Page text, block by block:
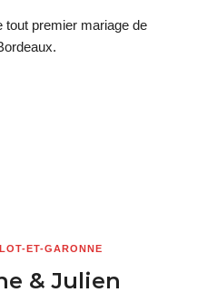
tout premier mariage de
ET-GARONNE
& Julien